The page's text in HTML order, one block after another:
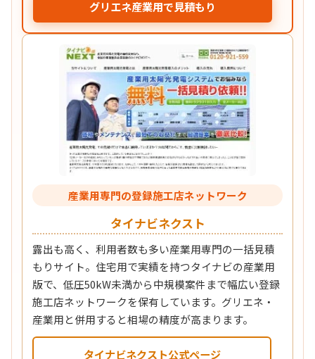
グリエネ産業用で見積もり
産業用専門の登録施工店ネットワーク
タイナビネクスト
露出も高く、利用者数も多い産業用専門の一括見積
もりサイト。住宅用で実績を持つタイナビの産業用
版で、低圧50kW未満から中規模案件まで幅広い登録
施工店ネットワークを保有しています。グリエネ・
産業用と併用すると相場の精度が高まります。
タイナビネクスト公式ページ